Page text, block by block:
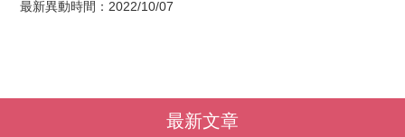
最新異動時間：2022/10/07
最新文章